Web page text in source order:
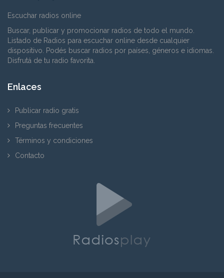
Escuchar radios online
Buscar, publicar y promocionar radios de todo el mundo.
Listado de Radios para escuchar online desde cualquier
dispositivo. Podés buscar radios por países, géneros e idiomas.
Disfrutá de tu radio favorita.
Enlaces
Publicar radio gratis
Preguntas frecuentes
Términos y condiciones
Contacto